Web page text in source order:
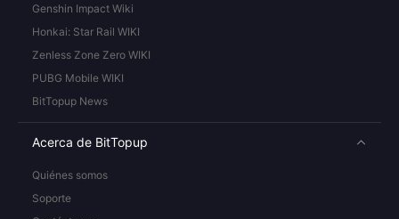
Genshin Impact Wiki
Honkai: Star Rail WIKI
Zenless Zone Zero WIKI
PUBG Mobile WIKI
BitTopup News
Acerca de BitTopup
Quiénes somos
Soporte